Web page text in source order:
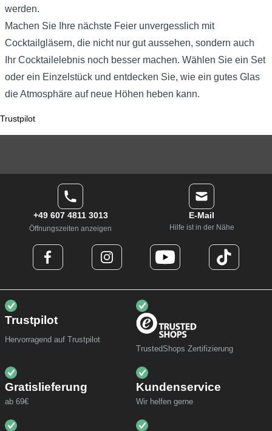
werden.
Machen Sie Ihre nächste Feier unvergesslich mit
Cocktailgläsern, die nicht nur gut aussehen, sondern auch
Ihr Cocktailelebnis noch besser machen. Wählen Sie ein Set
oder ein Einzelstück und entdecken Sie, wie ein gutes Glas
die Atmosphäre auf neue Höhen heben kann.
Trustpilot
+49 607 4811 3013
Öffnungszeiten anzeigen
E-Mail
Hilfe ist in der Nähe
Trustpilot
Hervorragend auf Trustpilot
TrustedShops Zertifizierung
Gratislieferung
ab 69€
Kundenservice
Wir helfen gerne